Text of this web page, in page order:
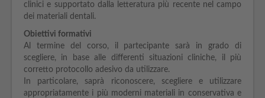
clinici e supportato dalla letteratura più recente nel campo
dei materiali dentali.
Obiettivi formativi
Al termine del corso, il partecipante sarà in grado di
scegliere, in base alle differenti situazioni cliniche, il più
corretto protocollo adesivo da utilizzare.
In particolare, saprà riconoscere, scegliere e utilizzare
appropriatamente i più moderni materiali in conservativa e